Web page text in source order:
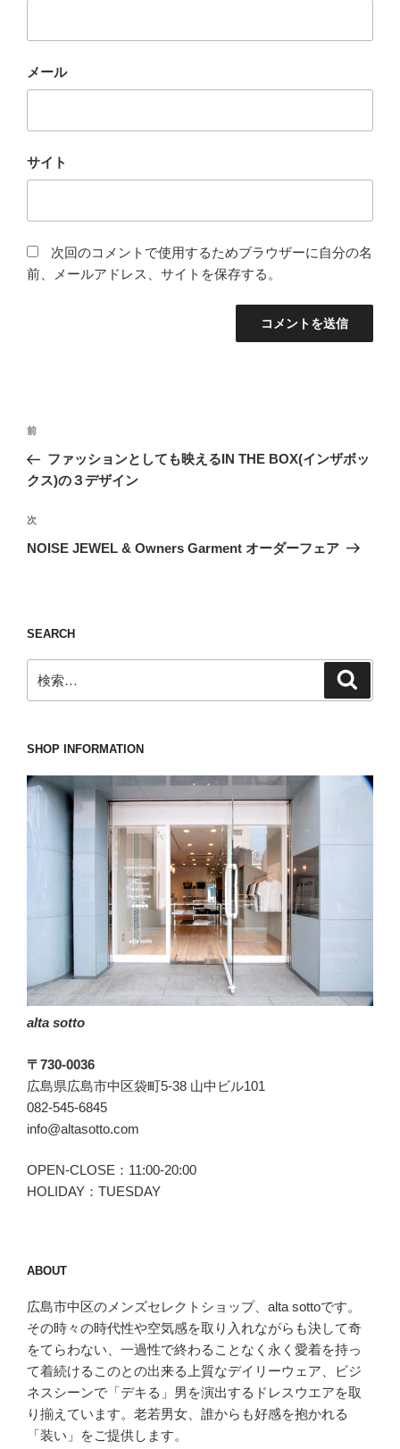
メール
サイト
次回のコメントで使用するためブラウザーに自分の名
前、メールアドレス、サイトを保存する。
投
ナ
ゲ
ー
前
の
投
前
ファッションとしても映えるIN THE BOX(インザボッ
クス)の３デザイン
次
の
次
NOISE JEWEL & Owners Garment オーダーフェア
SEARCH
索:
SHOP INFORMATION
alta sotto
〒730-0036
広島県広島市中区袋町5-38 山中ビル101
082-545-6845
info@altasotto.com
OPEN-CLOSE：11:00-20:00
HOLIDAY：TUESDAY
ABOUT
広島市中区のメンズセレクトショップ、alta sottoです。
その時々の時代性や空気感を取り入れながらも決して奇
をてらわない、一過性で終わることなく永く愛着を持っ
て着続けるこのとの出来る上質なデイリーウェア、ビジ
ネスシーンで「デキる」男を演出するドレスウエアを取
り揃えています。老若男女、誰からも好感を抱かれる
「装い」をご提供します。